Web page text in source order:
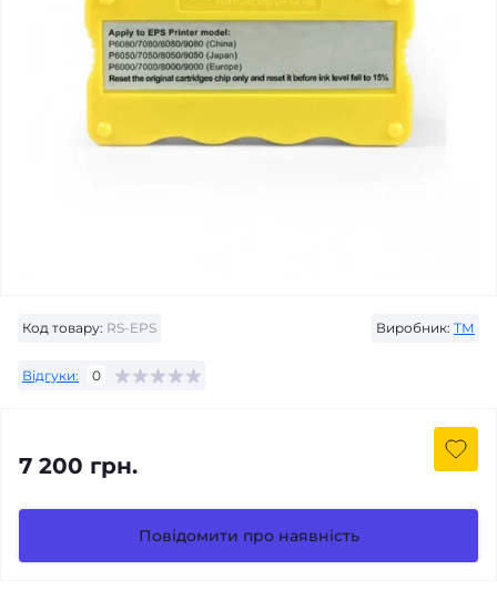
Код товару: RS-EPS Виробник: ТМ
Відгуки: 0
7 200 грн.
Повідомити про наявність